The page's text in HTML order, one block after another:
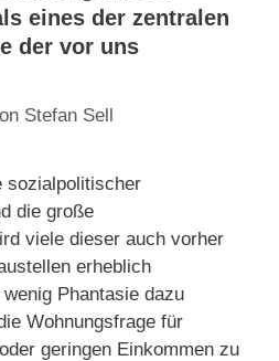
eines der zentralen
der vor uns
Stefan Sell
sozialpolitischer
die große
viele dieser auch vorher
erheblich
Phantasie dazu
Wohnungsfrage für
geringen Einkommen zu